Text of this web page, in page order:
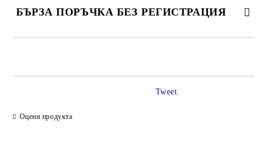
БЪРЗА ПОРЪЧКА БЕЗ РЕГИСТРАЦИЯ
Оцени продукта
Tweet